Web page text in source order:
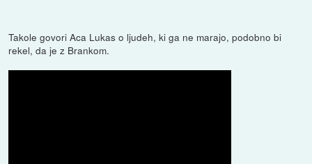
Takole govori Aca Lukas o ljudeh, ki ga ne marajo, podobno bi
rekel, da je z Brankom.